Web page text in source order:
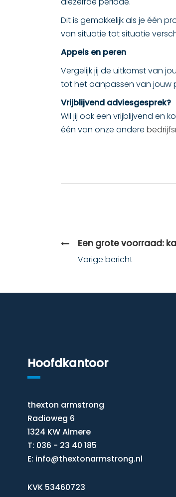
Dit is gemakkelijk als je één
van situatie tot situatie
Appels en peren
Vergelijk jij de uitkomst van
tot het aanpassen van jouw
Vrijblijvend adviesgesprek?
Wil jij ook een vrijblijvend en
één van onze andere
Een grote voorraad:
Vorige bericht
Hoofdkantoor
thexton armstrong
Radioweg 6
1324 KW Almere
T: 036 - 23 40 185
E: info@thextonarmstrong.nl
KVK 53460723